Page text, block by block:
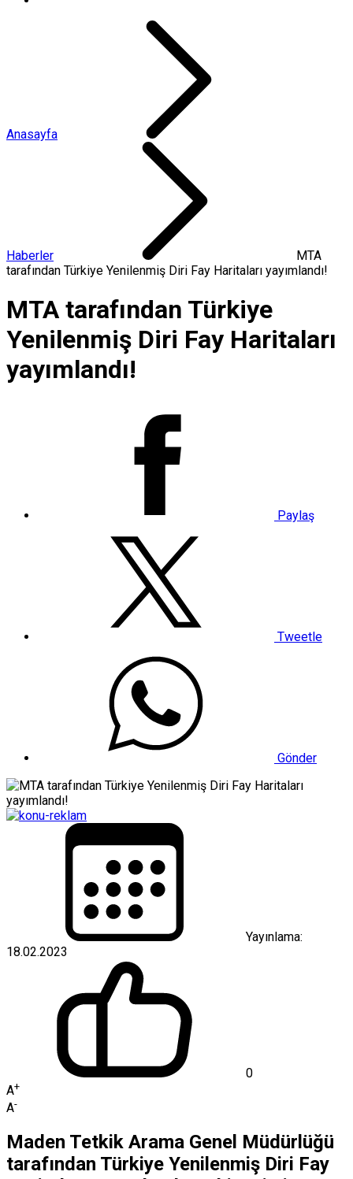
Anasayfa
Haberler
MTA
tarafından Türkiye Yenilenmiş Diri Fay Haritaları yayımlandı!
MTA tarafından Türkiye
Yenilenmiş Diri Fay Haritaları
yayımlandı!
Paylaş
Tweetle
Gönder
Yayınlama:
18.02.2023
0
A+
A-
Maden Tetkik Arama Genel Müdürlüğü
tarafından Türkiye Yenilenmiş Diri Fay